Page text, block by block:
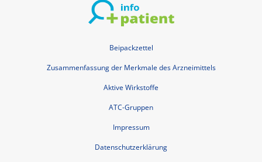
Beipackzettel
Zusammenfassung der Merkmale des Arzneimittels
Aktive Wirkstoffe
ATC-Gruppen
Impressum
Datenschutzerklärung